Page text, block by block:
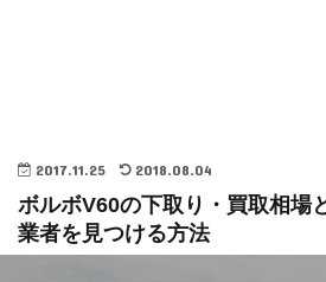
2017.11.25 2018.08.04
ボルボV60の下取り・買取相場
業者を見つける方法